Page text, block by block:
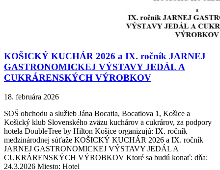
KOŠICKÝ KUCHÁR 2026 a IX. ročník JARNEJ
GASTRONOMICKEJ VÝSTAVY JEDÁL A
CUKRÁRENSKÝCH VÝROBKOV
18. februára 2026
SOŠ obchodu a služieb Jána Bocatia, Bocatiova 1, Košice a
Košický klub Slovenského zväzu kuchárov a cukrárov, za podpory
hotela DoubleTree by Hilton Košice organizujú: IX. ročník
medzinárodnej súťaže KOŠICKÝ KUCHÁR 2026 a IX. ročník
JARNEJ GASTRONOMICKEJ VÝSTAVY JEDÁL A
CUKRÁRENSKÝCH VÝROBKOV Ktoré sa budú konať: dňa:
24.3.2026 Miesto: Hotel